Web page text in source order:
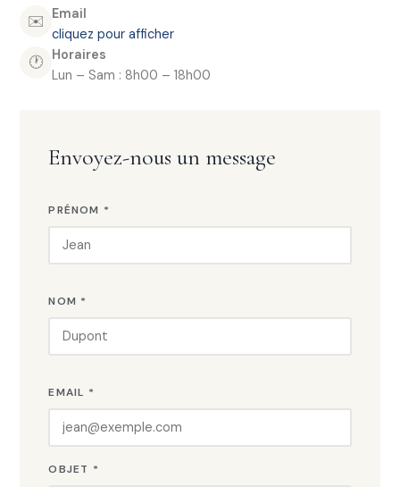
✉️
Email
cliquez pour afficher
🕐
Horaires
Lun – Sam : 8h00 – 18h00
Envoyez-nous un message
PRÉNOM *
NOM *
EMAIL *
OBJET *